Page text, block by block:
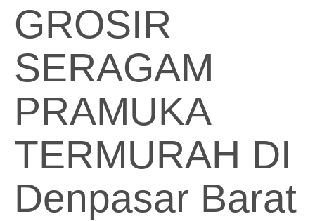
GROSIR
SERAGAM
PRAMUKA
TERMURAH DI
Denpasar Barat